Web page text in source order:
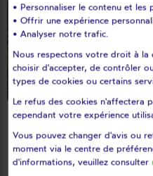
Economies énergétiques :
• Personnaliser le contenu et les
• Offrir une expérience
• Analyser notre trafic.
Nous respectons votre droit à
choisir d'accepter, de contrôler
types de cookies ou certains
Le refus des cookies n'affectera
cependant votre expérience
Vous pouvez changer d'avis ou
moment via le centre de
d'informations, veuillez consulter